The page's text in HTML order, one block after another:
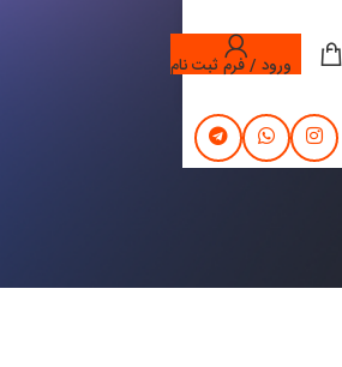
ورود / فرم ثبت نام